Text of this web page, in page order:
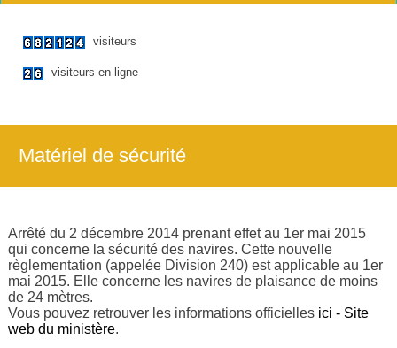
visiteurs
visiteurs en ligne
Matériel de sécurité
Arrêté du 2 décembre 2014 prenant effet au 1er mai 2015
qui concerne la sécurité des navires. Cette nouvelle
règlementation (appelée Division 240) est applicable au 1er
mai 2015. Elle concerne les navires de plaisance de moins
de 24 mètres.
Vous pouvez retrouver les informations officielles ici - Site
web du ministère.